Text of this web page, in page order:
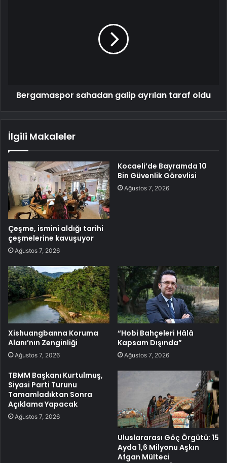
Bergamaspor sahadan galip ayrılan taraf oldu
İlgili Makaleler
Çeşme, ismini aldığı tarihi
çeşmelerine kavuşuyor
Ağustos 7, 2026
Kocaeli’de Bayramda 10
Bin Güvenlik Görevlisi
Ağustos 7, 2026
Xishuangbanna Koruma
Alanı’nın Zenginliği
Ağustos 7, 2026
“Hobi Bahçeleri Hâlâ
Kapsam Dışında”
Ağustos 7, 2026
TBMM Başkanı Kurtulmuş,
Siyasi Parti Turunu
Tamamladıktan Sonra
Açıklama Yapacak
Ağustos 7, 2026
Uluslararası Göç Örgütü: 15
Ayda 1,6 Milyonu Aşkın
Afgan Mülteci